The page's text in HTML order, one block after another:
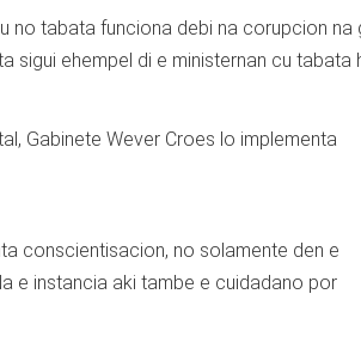
no tabata funciona debi na corupcion na
sigui ehempel di e ministernan cu tabata
Gabinete Wever Croes lo implementa
conscientisacion, no solamente den e
e instancia aki tambe e cuidadano por